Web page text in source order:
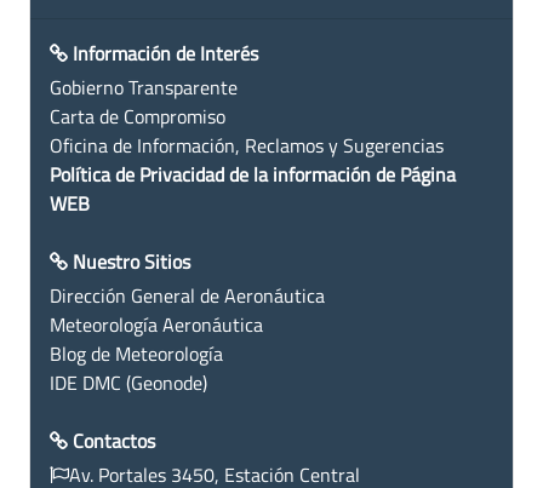
Información de Interés
Gobierno Transparente
Carta de Compromiso
Oficina de Información, Reclamos y Sugerencias
Política de Privacidad de la información de Página
WEB
Nuestro Sitios
Dirección General de Aeronáutica
Meteorología Aeronáutica
Blog de Meteorología
IDE DMC (Geonode)
Contactos
Av. Portales 3450, Estación Central